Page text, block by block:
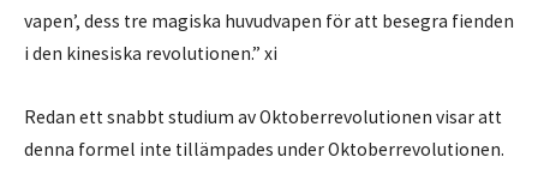
vapen’, dess tre magiska huvudvapen för att besegra fienden
i den kinesiska revolutionen.” xi
Redan ett snabbt studium av Oktoberrevolutionen visar att
denna formel inte tillämpades under Oktoberrevolutionen.